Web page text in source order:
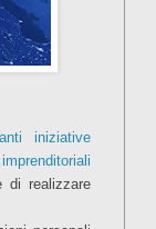
iniziative
di realizzare